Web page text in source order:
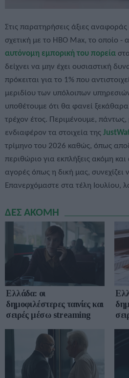
Στις παρατηρήσεις άξιες
σχετική με το HBO Max, το οποίο -
αυτόνομη εμπορική του πορεία
δείχνει να μην έχει ουσιαστική
πρόκειται για το 1% που
μεριδίου των υπόλοιπων
υποθέτουμε ότι θα φανεί
τρέχον έτος. Περιμένουμε,
ενδιαφέρον τα στοιχεία της
τρίμηνο του 2026 καθώς, όπως
περιθώριο για εκπλήξεις ακόμη
αγορές όπως η δική μας, συνεχίζει
Επανερχόμαστε στα τέλη Ιουλίου,
ΔΕΣ ΑΚΟΜΗ
Ελλάδα: οι
δημοφιλέστερες ταινίες και
σειρές μέσω streaming